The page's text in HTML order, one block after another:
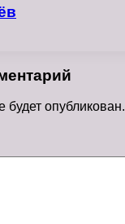
опубликован.